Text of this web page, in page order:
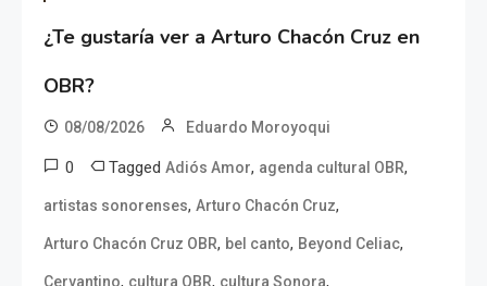
¿Te gustaría ver a Arturo Chacón Cruz en
OBR?
08/08/2026 Eduardo Moroyoqui
0 Tagged Adiós Amor, agenda cultural OBR,
artistas sonorenses, Arturo Chacón Cruz,
Arturo Chacón Cruz OBR, bel canto, Beyond Celiac,
Cervantino, cultura OBR, cultura Sonora,